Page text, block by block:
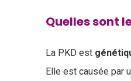
Quelles sont
La PKD est
Elle est causée par